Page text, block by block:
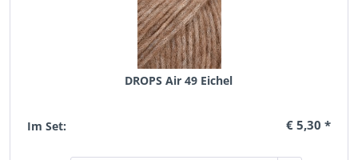
DROPS Air 49 Eichel
Im Set: € 5,30 *